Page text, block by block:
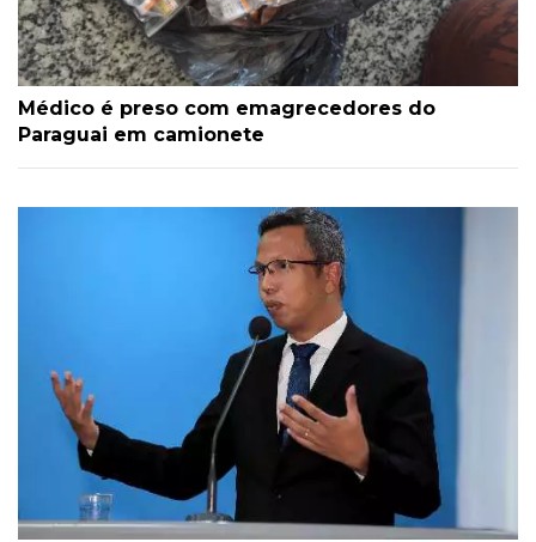
Médico é preso com emagrecedores do
Paraguai em camionete